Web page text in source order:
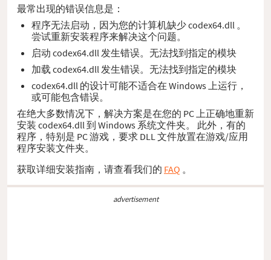
最常出现的错误信息是：
程序无法启动，因为您的计算机缺少 codex64.dll 。
尝试重新安装程序来解决这个问题。
启动 codex64.dll 发生错误。无法找到指定的模块
加载 codex64.dll 发生错误。无法找到指定的模块
codex64.dll 的设计可能不适合在 Windows 上运行，
或可能包含错误。
在绝大多数情况下，解决方案是在您的 PC 上正确地重新
安装 codex64.dll 到 Windows 系统文件夹。 此外，有的
程序，特别是 PC 游戏，要求 DLL 文件放置在游戏/应用
程序安装文件夹。
获取详细安装指南，请查看我们的 FAQ 。
advertisement